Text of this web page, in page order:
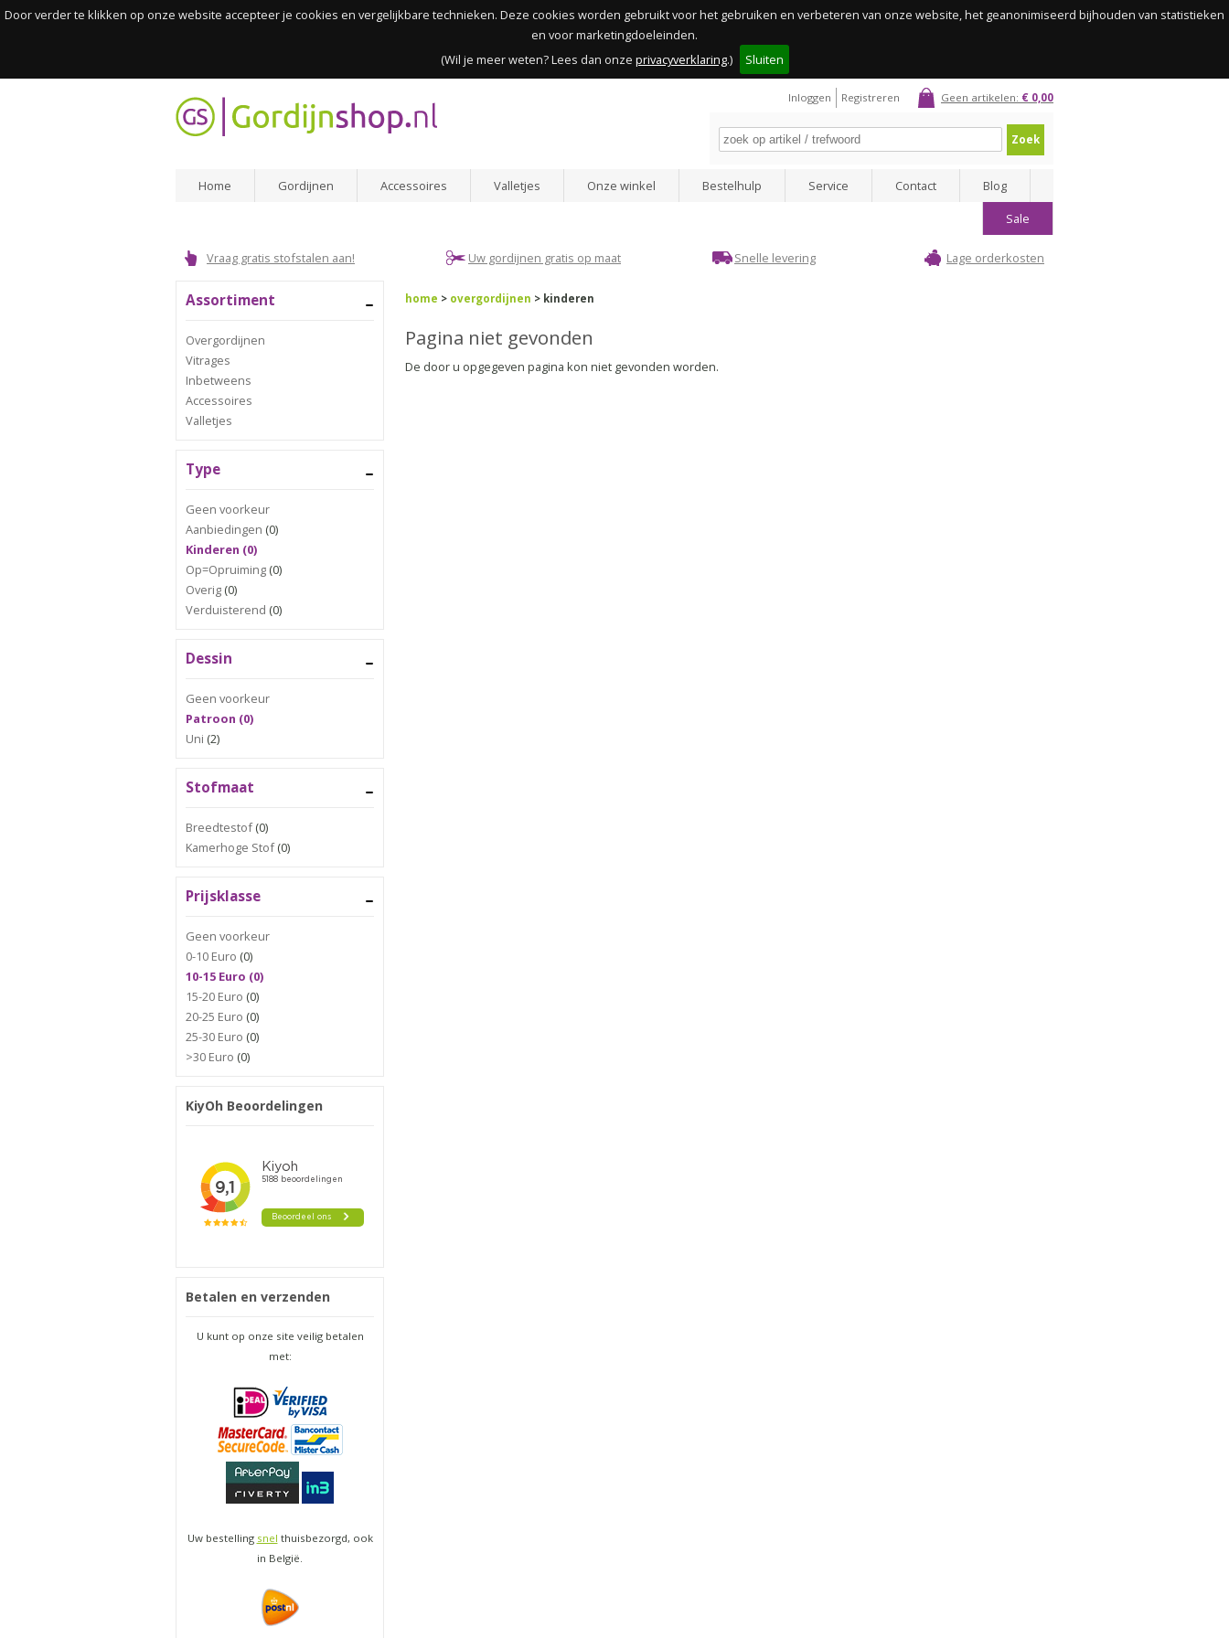
Door verder te klikken op onze website accepteer je cookies en vergelijkbare technieken. Deze cookies worden gebruikt voor het gebruiken en verbeteren van onze website, het geanonimiseerd bijhouden van statistieken
en voor marketingdoeleinden.
(Wil je meer weten? Lees dan onze privacyverklaring.) Sluiten
Geen artikelen: € 0,00
Inloggen Registreren
Zoek
Home Gordijnen Accessoires Valletjes Onze winkel Bestelhulp Service Contact
Blog
Sale
Vraag gratis stofstalen aan! Uw gordijnen gratis op maat Snelle levering Lage orderkosten
Assortiment
Overgordijnen
Vitrages
Inbetweens
Accessoires
Valletjes
Type
Geen voorkeur
Aanbiedingen (0)
Kinderen (0)
Op=Opruiming (0)
Overig (0)
Verduisterend (0)
Dessin
Geen voorkeur
Patroon (0)
Uni (2)
Stofmaat
Breedtestof(0)
Kamerhoge Stof(0)
Prijsklasse
Geen voorkeur
0-10 Euro (0)
10-15 Euro (0)
15-20 Euro (0)
20-25 Euro (0)
25-30 Euro (0)
>30 Euro (0)
KiyOh Beoordelingen
Betalen en verzenden
U kunt op onze site veilig betalen
met:
Uw bestelling snel thuisbezorgd, ook
in België.
home > overgordijnen > kinderen
Pagina niet gevonden
De door u opgegeven pagina kon niet gevonden worden.